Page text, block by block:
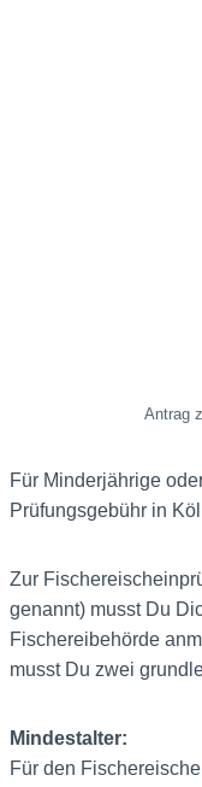
Antrag
Für Minderjährige
Prüfungsgebühr in
Zur
genannt) musst Du
Fischereibehörde
musst Du zwei
Mindestalter:
Für den